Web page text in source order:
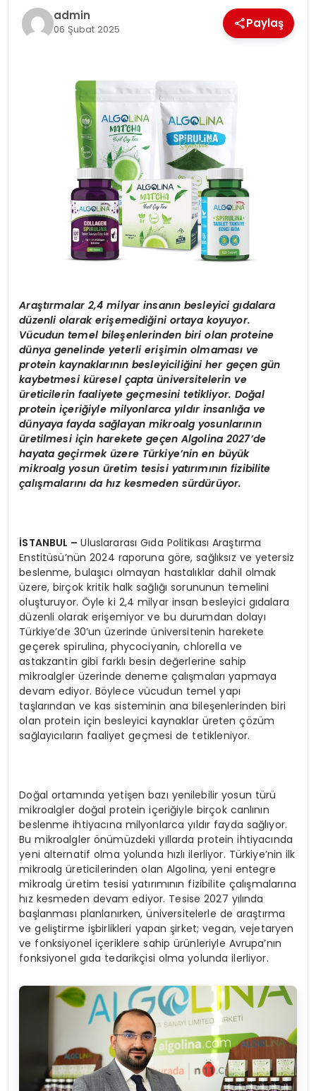
EKONOMIadmin
06 Şubat 2025 Paylaş
Araştırmalar 2,4 milyar insanın besleyici gıdalara
düzenli olarak erişemediğini ortaya koyuyor.
Vücudun temel bileşenlerinden biri olan proteine
dünya genelinde yeterli erişimin olmaması ve
protein kaynaklarının besleyiciliğini her geçen gün
kaybetmesi küresel çapta üniversitelerin ve
üreticilerin faaliyete geçmesini tetikliyor. Doğal
protein içeriğiyle milyonlarca yıldır insanlığa ve
dünyaya fayda sağlayan mikroalg yosunlarının
üretilmesi için harekete geçen Algolina 2027’de
hayata geçirmek üzere Türkiye’nin en büyük
mikroalg yosun üretim tesisi yatırımının fizibilite
çalışmalarını da hız kesmeden sürdürüyor.
İSTANBUL –Uluslararası Gıda Politikası Araştırma
Enstitüsü’nün 2024 raporuna göre, sağlıksız ve yetersiz
beslenme, bulaşıcı olmayan hastalıklar dahil olmak
üzere, birçok kritik halk sağlığı sorununun temelini
oluşturuyor. Öyle ki 2,4 milyar insan besleyici gıdalara
düzenli olarak erişemiyor ve bu durumdan dolayı
Türkiye’de 30’un üzerinde üniversitenin harekete
geçerek spirulina, phycociyanin, chlorella ve
astakzantin gibi farklı besin değerlerine sahip
mikroalgler üzerinde deneme çalışmaları yapmaya
devam ediyor. Böylece vücudun temel yapı
taşlarından ve kas sisteminin ana bileşenlerinden biri
olan protein için besleyici kaynaklar üreten çözüm
sağlayıcıların faaliyet geçmesi de tetikleniyor.
Doğal ortamında yetişen bazı yenilebilir yosun türü
mikroalgler doğal protein içeriğiyle birçok canlının
beslenme ihtiyacına milyonlarca yıldır fayda sağlıyor.
Bu mikroalgler önümüzdeki yıllarda protein ihtiyacında
yeni alternatif olma yolunda hızlı ilerliyor. Türkiye’nin ilk
mikroalg üreticilerinden olan Algolina, yeni entegre
mikroalg üretim tesisi yatırımının fizibilite çalışmalarına
hız kesmeden devam ediyor. Tesise 2027 yılında
başlanması planlanırken, üniversitelerle de araştırma
ve geliştirme işbirlikleri yapan şirket; vegan, vejetaryen
ve fonksiyonel içeriklere sahip ürünleriyle Avrupa’nın
fonksiyonel gıda tedarikçisi olma yolunda ilerliyor.